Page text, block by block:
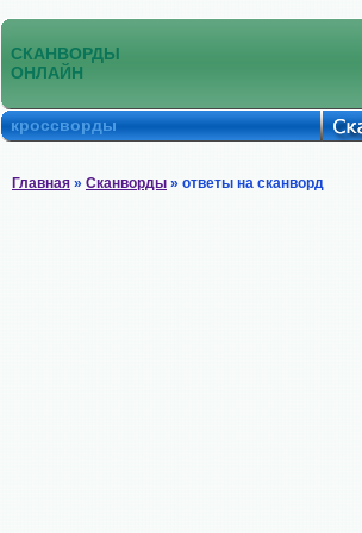
СКАНВОРДЫ
ОНЛАЙН
кроссворды
Главная » Сканворды » ответы на сканворд